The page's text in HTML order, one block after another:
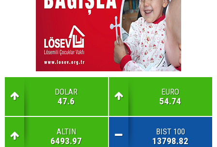
DOLAR
47.6
EURO
54.74
ALTIN
6493.97
BIST 100
13798.82